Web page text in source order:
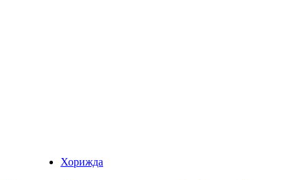
Хорижда